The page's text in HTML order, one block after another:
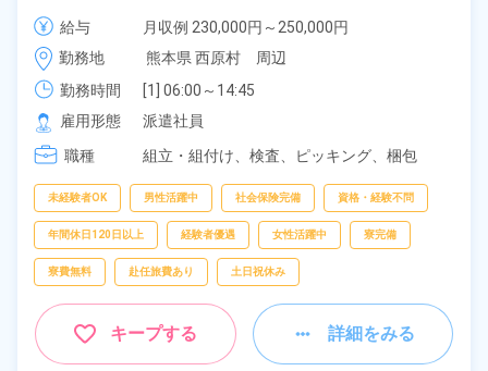
同士での応募OK！クリーンルーム内作業◎就業先食
堂利用可★マイカー通勤可＆無料駐車場完備◎《熊本
県阿蘇郡西原村》
給与
月収例 230,000円～250,000円
時給 1,500円～1,500円
勤務地
熊本県 西原村　周辺
勤務時間
[1] 06:00～14:45
[2] 08:30～17:15
[3] 14:15～23:00
[4] 23:15～07:00
雇用形態
派遣社員
職種
組立・組付け、 検査、 ピッキング、 梱包
未経験者OK 男性活躍中 社会保険完備 資格・経験不問
年間休日120日以上 経験者優遇 女性活躍中 寮完備
寮費無料 赴任旅費あり 土日祝休み
キープする 詳細をみる